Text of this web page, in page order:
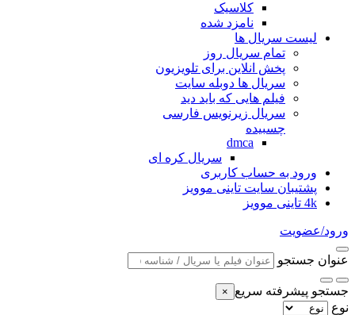
کلاسیک
نامزد شده
لیست سریال ها
تمام سریال روز
پخش انلاین برای تلویزیون
سریال ها دوبله سایت
فیلم هایی که باید دید
سریال زیرنویس فارسی
چسبیده
dmca
سریال کره ای
ورود به حساب کاربری
پشتیبان سایت تاینی موویز
4k تاینی موویز
ورود/عضویت
عنوان جستجو
جستجو پیشرفته سریع ×
نوع